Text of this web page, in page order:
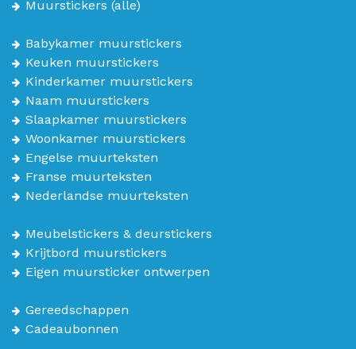
Muurstickers (alle)
Babykamer muurstickers
Keuken muurstickers
Kinderkamer muurstickers
Naam muurstickers
Slaapkamer muurstickers
Woonkamer muurstickers
Engelse muurteksten
Franse muurteksten
Nederlandse muurteksten
Meubelstickers & deurstickers
Krijtbord muurstickers
Eigen muursticker ontwerpen
Gereedschappen
Cadeaubonnen